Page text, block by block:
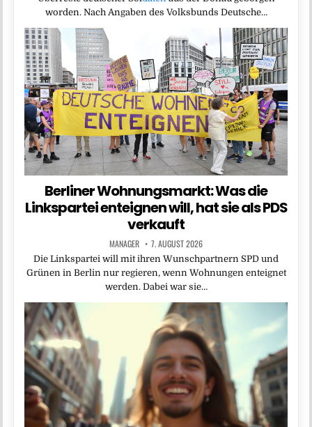
worden. Nach Angaben des Volksbunds Deutsche…
Berliner Wohnungsmarkt: Was die
Linkspartei enteignen will, hat sie als PDS
verkauft
MANAGER 7. AUGUST 2026
Die Linkspartei will mit ihren Wunschpartnern SPD und
Grünen in Berlin nur regieren, wenn Wohnungen enteignet
werden. Dabei war sie…